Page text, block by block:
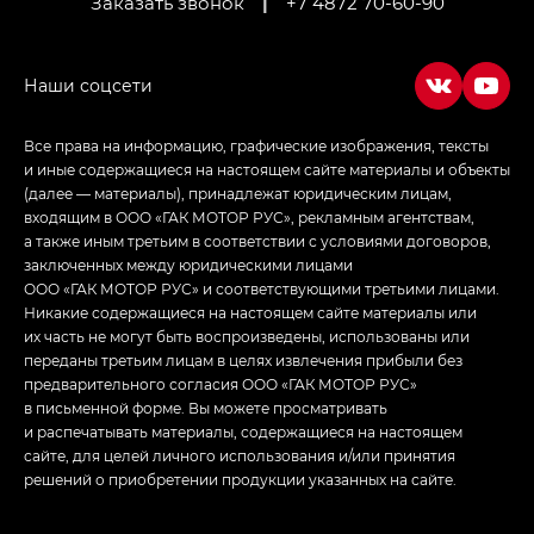
Empow — Эмпау (Empow) в комплектации
Все права на информацию, графические изображения, тексты
и иные содержащиеся на настоящем сайте материалы и объекты
(далее — материалы), принадлежат юридическим лицам,
входящим в ООО «ГАК МОТОР РУС», рекламным агентствам,
а также иным третьим в соответствии с условиями договоров,
заключенных между юридическими лицами
ООО «ГАК МОТОР РУС» и соответствующими третьими лицами.
Никакие содержащиеся на настоящем сайте материалы или
их часть не могут быть воспроизведены, использованы или
переданы третьим лицам в целях извлечения прибыли без
предварительного согласия ООО «ГАК МОТОР РУС»
в письменной форме. Вы можете просматривать
и распечатывать материалы, содержащиеся на настоящем
сайте, для целей личного использования и/или принятия
решений о приобретении продукции указанных на сайте.